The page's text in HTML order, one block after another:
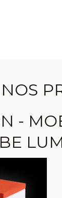
NOS
-